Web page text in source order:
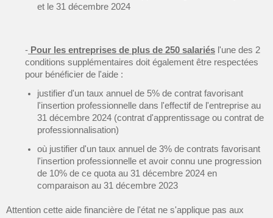
et le 31 décembre 2024
- Pour les entreprises de plus de 250 salariés l'une des 2
conditions supplémentaires doit également être respectées
pour bénéficier de l'aide :
justifier d'un taux annuel de 5% de contrat favorisant
l'insertion professionnelle dans l'effectif de l'entreprise au
31 décembre 2024 (contrat d'apprentissage ou contrat de
professionnalisation)
où justifier d'un taux annuel de 3% de contrats favorisant
l'insertion professionnelle et avoir connu une progression
de 10% de ce quota au 31 décembre 2024 en
comparaison au 31 décembre 2023
Attention cette aide financière de l'état ne s'applique pas aux